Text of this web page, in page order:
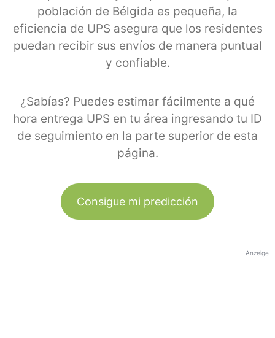
población de Bélgida es pequeña, la
eficiencia de UPS asegura que los residentes
puedan recibir sus envíos de manera puntual
y confiable.
¿Sabías? Puedes estimar fácilmente a qué
hora entrega UPS en tu área ingresando tu ID
de seguimiento en la parte superior de esta
página.
Consigue mi predicción
Anzeige